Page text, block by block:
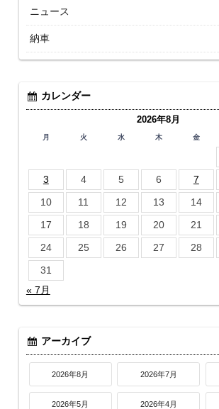
ニュース
納車
カレンダー
2026年8月
月 火 水 木 金
3
4 5 6 7
10
11 12 13 14
17
18 19 20 21
24
25 26 27 28
31
« 7月
アーカイブ
2026年8月 2026年7月
2026年5月 2026年4月